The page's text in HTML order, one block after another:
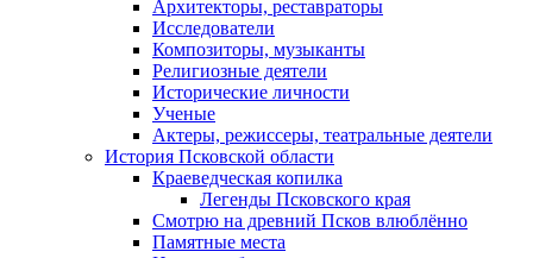
Архитекторы, реставраторы
Исследователи
Композиторы, музыканты
Религиозные деятели
Исторические личности
Ученые
Актеры, режиссеры, театральные деятели
История Псковской области
Краеведческая копилка
Легенды Псковского края
Смотрю на древний Псков влюблённо
Памятные места